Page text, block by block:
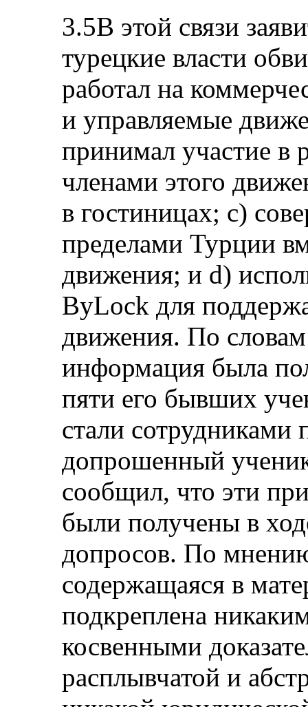
3.5В этой связи
турецкие власти
работал на
и управляемые
принимал участие в
членами этого
в гостиницах; c)
пределами Турции
движения; и d)
ByLock для
движения. По словам
информация была
пяти его бывших
стали
допрошенный
сообщил, что эти
были получены в
допросов. По
содержащаяся в
подкреплена
косвенными
расплывчатой и